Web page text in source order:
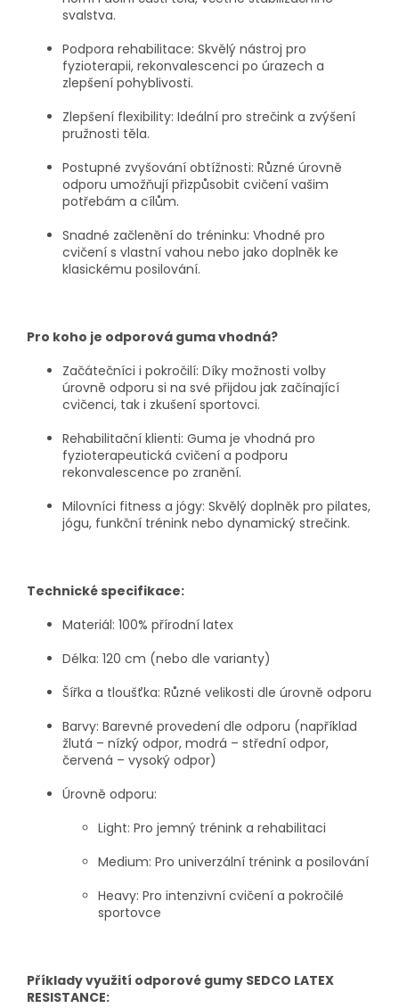
svalstva.
Podpora rehabilitace: Skvělý nástroj pro
fyzioterapii, rekonvalescenci po úrazech a
zlepšení pohyblivosti.
Zlepšení flexibility: Ideální pro strečink a zvýšení
pružnosti těla.
Postupné zvyšování obtížnosti: Různé úrovně
odporu umožňují přizpůsobit cvičení vašim
potřebám a cílům.
Snadné začlenění do tréninku: Vhodné pro
cvičení s vlastní vahou nebo jako doplněk ke
klasickému posilování.
Pro koho je odporová guma vhodná?
Začátečníci i pokročilí: Díky možnosti volby
úrovně odporu si na své přijdou jak začínající
cvičenci, tak i zkušení sportovci.
Rehabilitační klienti: Guma je vhodná pro
fyzioterapeutická cvičení a podporu
rekonvalescence po zranění.
Milovníci fitness a jógy: Skvělý doplněk pro pilates,
jógu, funkční trénink nebo dynamický strečink.
Technické specifikace:
Materiál: 100% přírodní latex
Délka: 120 cm (nebo dle varianty)
Šířka a tloušťka: Různé velikosti dle úrovně odporu
Barvy: Barevné provedení dle odporu (například
žlutá – nízký odpor, modrá – střední odpor,
červená – vysoký odpor)
Úrovně odporu:
Light: Pro jemný trénink a rehabilitaci
Medium: Pro univerzální trénink a posilování
Heavy: Pro intenzivní cvičení a pokročilé
sportovce
Příklady využití odporové gumy SEDCO LATEX
RESISTANCE: